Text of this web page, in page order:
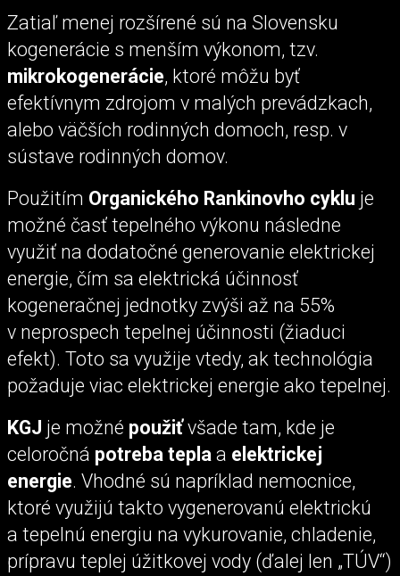
Zatiaľ menej rozšírené sú na Slovensku
kogenerácie s menším výkonom, tzv.
mikrokogenerácie, ktoré môžu byť
efektívnym zdrojom v malých prevádzkach,
alebo väčších rodinných domoch, resp. v
sústave rodinných domov.
Použitím Organického Rankinovho cyklu je
možné časť tepelného výkonu následne
využiť na dodatočné generovanie elektrickej
energie, čím sa elektrická účinnosť
kogeneračnej jednotky zvýši až na 55%
v neprospech tepelnej účinnosti (žiaduci
efekt). Toto sa využije vtedy, ak technológia
požaduje viac elektrickej energie ako tepelnej.
KGJ je možné použiťvšade tam, kde je
celoročná potreba tepla a elektrickej
energie. Vhodné sú napríklad nemocnice,
ktoré využijú takto vygenerovanú elektrickú
a tepelnú energiu na vykurovanie, chladenie,
prípravu teplej úžitkovej vody (ďalej len „TÚV“)